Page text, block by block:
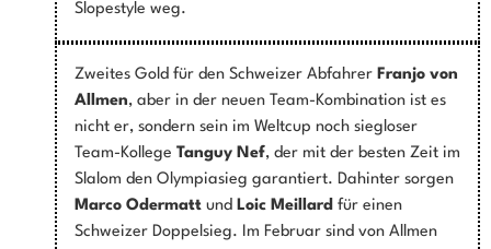
Slopestyle weg.
Zweites Gold für den Schweizer Abfahrer Franjo von
Allmen, aber in der neuen Team-Kombination ist es
nicht er, sondern sein im Weltcup noch siegloser
Team-Kollege Tanguy Nef, der mit der besten Zeit im
Slalom den Olympiasieg garantiert. Dahinter sorgen
Marco Odermatt und Loic Meillard für einen
Schweizer Doppelsieg. Im Februar sind von Allmen